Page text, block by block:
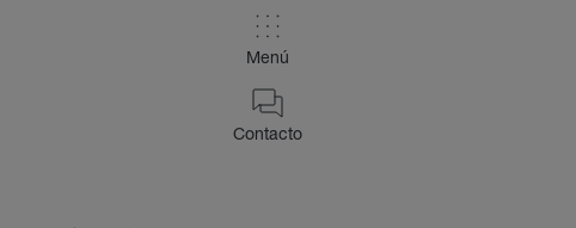
Menú
Contacto